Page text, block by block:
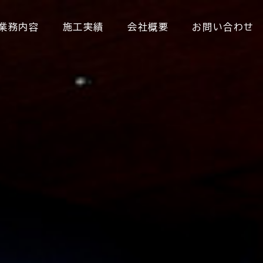
務内容 施工実績 会社概要 お問い合わせ